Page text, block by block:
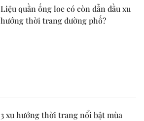
Liệu quần ống loe có còn dẫn đầu xu
hướng thời trang đường phố?
3 xu hướng thời trang nổi bật mùa